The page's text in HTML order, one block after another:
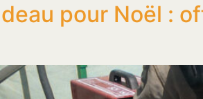
pour Noël :